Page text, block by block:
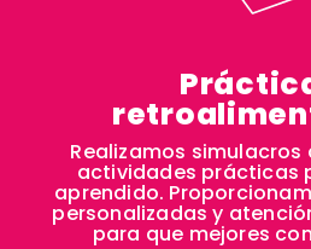
Realizamos simulacros
actividades prácticas
aprendido.
personalizadas y
para que mejores